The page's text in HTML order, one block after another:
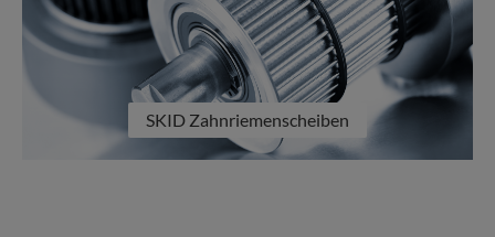
SKID Zahnriemenscheiben